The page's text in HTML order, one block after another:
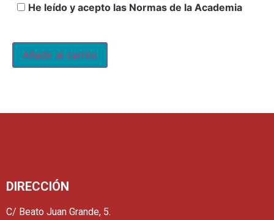
He leído y acepto las Normas de la Academia
Añadir al carrito
DIRECCIÓN
C/ Beato Juan Grande, 5.